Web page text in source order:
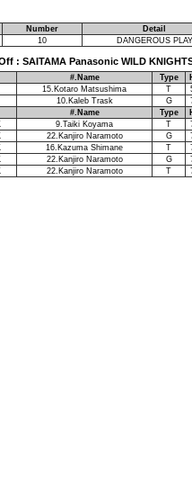
Number
Detail
10 DANGEROUS PLAY
: SAITAMA Panasonic WILD
#.Name Type
15.Kotaro Matsushima T
10.Kaleb Trask G
#.Name Type
9.Taiki Koyama T
22.Kanjiro Naramoto G
16.Kazuma Shimane T
22.Kanjiro Naramoto G
22.Kanjiro Naramoto T